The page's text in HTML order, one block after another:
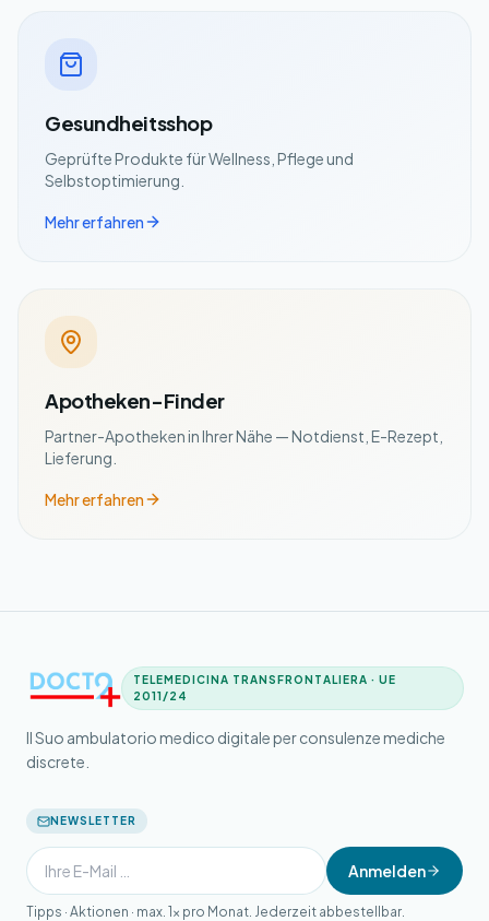
Gesundheitsshop
Geprüfte Produkte für Wellness, Pflege und
Selbstoptimierung.
Mehr erfahren
Apotheken-Finder
Partner-Apotheken in Ihrer Nähe — Notdienst, E-Rezept,
Lieferung.
Mehr erfahren
TELEMEDICINA TRANSFRONTALIERA · UE
2011/24
Il Suo ambulatorio medico digitale per consulenze mediche
discrete.
NEWSLETTER
Anmelden
Tipps · Aktionen · max. 1× pro Monat. Jederzeit abbestellbar.